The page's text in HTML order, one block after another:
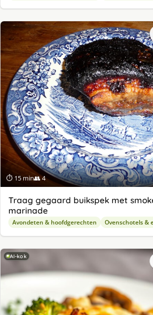
⏱ 15 min👥 4
Traag gegaard buikspek met
marinade
Avondeten & hoofdgerechten Ovenschotels &
AI-kok